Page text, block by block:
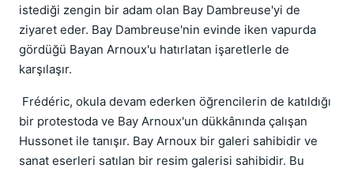
istediği zengin bir adam olan Bay Dambreuse'yi de
ziyaret eder. Bay Dambreuse'nin evinde iken vapurda
gördüğü Bayan Arnoux'u hatırlatan işaretlerle de
karşılaşır.
Frédéric, okula devam ederken öğrencilerin de katıldığı
bir protestoda ve Bay Arnoux'un dükkânında çalışan
Hussonet ile tanışır. Bay Arnoux bir galeri sahibidir ve
sanat eserleri satılan bir resim galerisi sahibidir. Bu